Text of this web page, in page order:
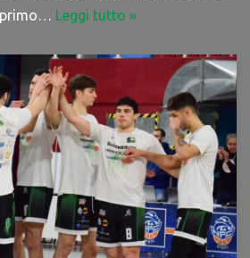
primo… Leggi tutto »